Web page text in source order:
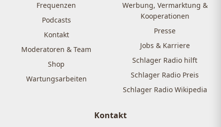
Frequenzen
Podcasts
Kontakt
Moderatoren & Team
Shop
Wartungsarbeiten
Werbung, Vermarktung &
Kooperationen
Presse
Jobs & Karriere
Schlager Radio hilft
Schlager Radio Preis
Schlager Radio Wikipedia
Kontakt